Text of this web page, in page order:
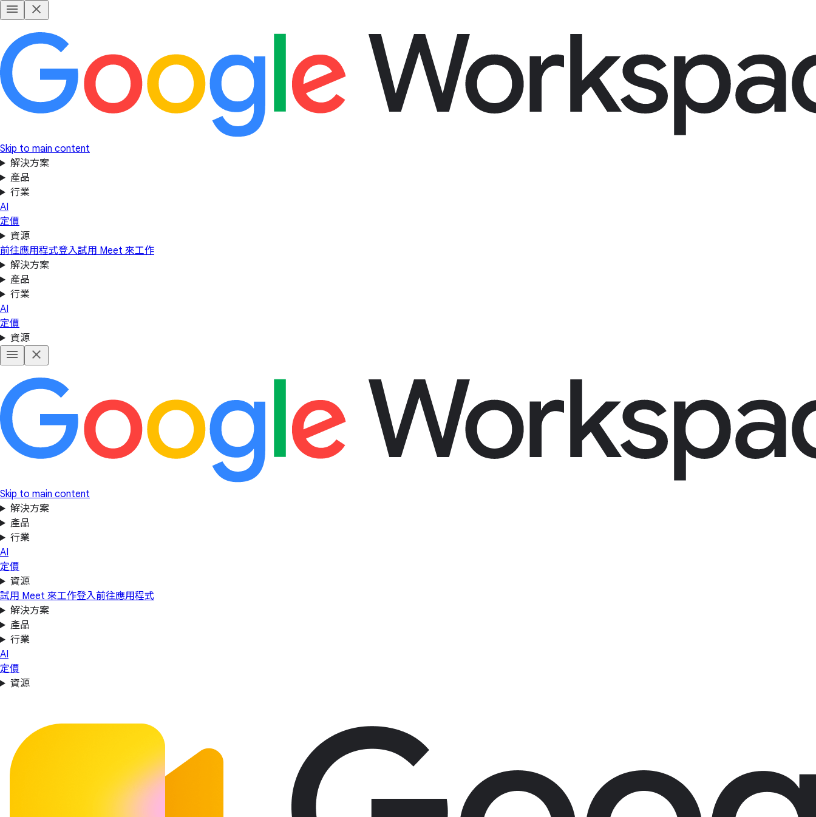
Skip to main content
解決方案
產品
行業
AI
定價
資源
前往應用程式登入試用 Meet 來工作
解決方案
產品
行業
AI
定價
資源
Skip to main content
解決方案
產品
行業
AI
定價
資源
試用 Meet 來工作登入前往應用程式
解決方案
產品
行業
AI
定價
資源